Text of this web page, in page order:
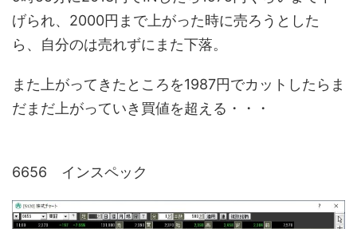
げられ、2000円まで上がった時に売ろうとした
ら、自分のは売れずにまた下落。
また上がってきたところを1987円でカットしたらま
だまだ上がっていき買値を超える・・・
6656 インスペック